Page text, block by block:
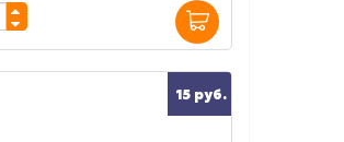
15 руб.